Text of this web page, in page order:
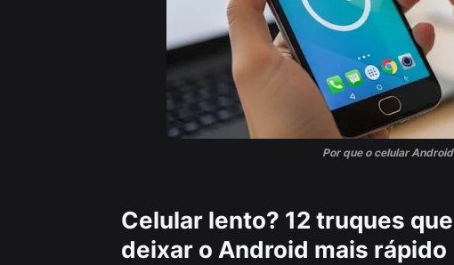
Por que o celular
Celular lento? 12 truques
deixar o Android mais rápido